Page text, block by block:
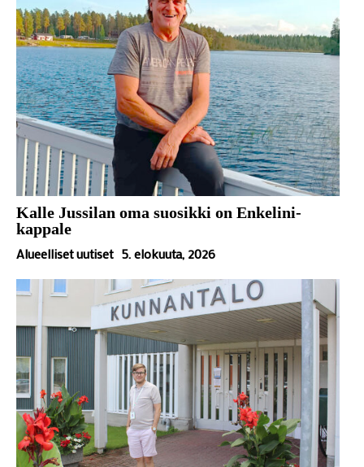
Kalle Jussilan oma suosikki on Enkelini-
kappale
Alueelliset uutiset 5. elokuuta, 2026